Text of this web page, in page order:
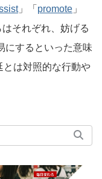
」「 promote 」
それぞれ、妨げる
にするといった意味
は対照的な行動や